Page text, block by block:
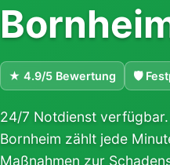
★ 4.9/5 Bewertung 🛡
24/7 Notdienst verfügbar.
Bornheim zählt jede
Maßnahmen zur